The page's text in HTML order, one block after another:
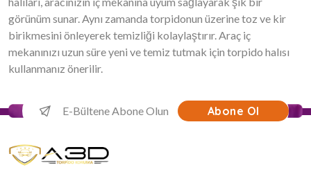
görünüm sunar. Aynı zamanda torpidonun üzerine toz ve kir
birikmesini önleyerek temizliği kolaylaştırır. Araç iç
mekanınızı uzun süre yeni ve temiz tutmak için torpido halısı
kullanmanız önerilir.
Abone Ol